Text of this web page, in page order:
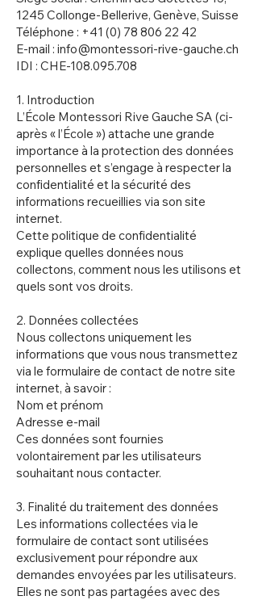
1245 Collonge-Bellerive, Genève, Suisse
Téléphone : +41 (0) 78 806 22 42
E-mail : info@montessori-rive-gauche.ch
IDI : CHE-108.095.708
1. Introduction
L’École Montessori Rive Gauche SA (ci-
après « l’École ») attache une grande
importance à la protection des données
personnelles et s’engage à respecter la
confidentialité et la sécurité des
informations recueillies via son site
internet.
Cette politique de confidentialité
explique quelles données nous
collectons, comment nous les utilisons et
quels sont vos droits.
2. Données collectées
Nous collectons uniquement les
informations que vous nous transmettez
via le formulaire de contact de notre site
internet, à savoir :
Nom et prénom
Adresse e-mail
Ces données sont fournies
volontairement par les utilisateurs
souhaitant nous contacter.
3. Finalité du traitement des données
Les informations collectées via le
formulaire de contact sont utilisées
exclusivement pour répondre aux
demandes envoyées par les utilisateurs.
Elles ne sont pas partagées avec des